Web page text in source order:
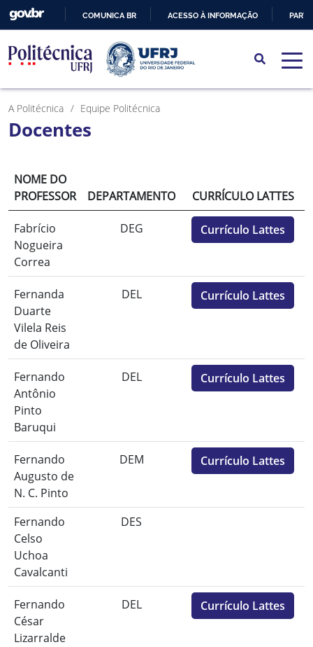
PARA
O
CONTEÚDO
COMUNICA BR ACESSO À INFORMAÇÃO
A Politécnica Equipe Politécnica
Docentes
NOME DO
PROFESSOR
DEPARTAMENTO CURRÍCULO LATTES
Fabrício
Nogueira
Correa
DEG Currículo Lattes
Fernanda
Duarte
Vilela Reis
de Oliveira
DEL Currículo Lattes
Fernando
Antônio
Pinto
Baruqui
DEL Currículo Lattes
Fernando
Augusto de
N. C. Pinto
DEM Currículo Lattes
Fernando
Celso
Uchoa
Cavalcanti
DES
Fernando
César
Lizarralde
DEL Currículo Lattes